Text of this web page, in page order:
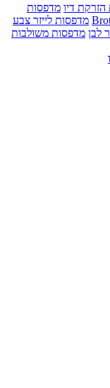
דיו מדפסות
מדפסות לייזר צבע
לבן מדפסות משולבות